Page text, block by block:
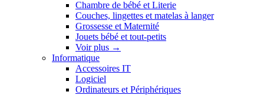
Chambre de bébé et Literie
Couches, lingettes et matelas à langer
Grossesse et Maternité
Jouets bébé et tout-petits
Voir plus →
Informatique
Accessoires IT
Logiciel
Ordinateurs et Périphériques